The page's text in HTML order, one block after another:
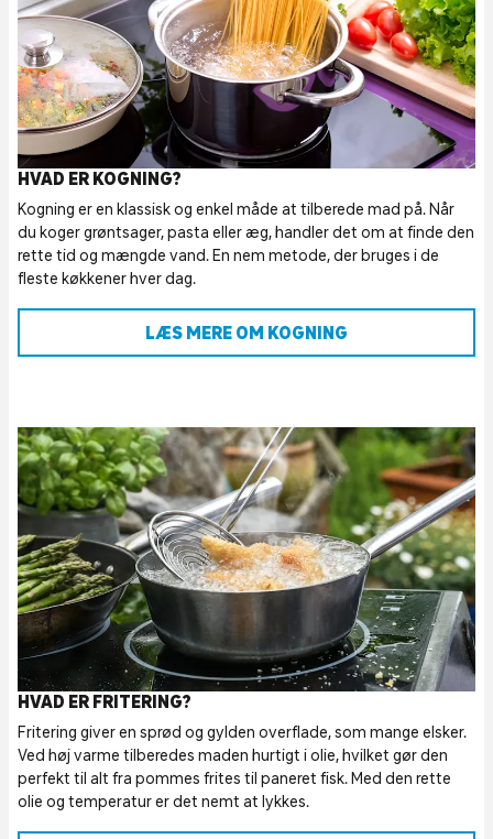
HVAD ER KOGNING?
Kogning er en klassisk og enkel måde at tilberede mad på. Når
du koger grøntsager, pasta eller æg, handler det om at finde den
rette tid og mængde vand. En nem metode, der bruges i de
fleste køkkener hver dag.
LÆS MERE OM KOGNING
HVAD ER FRITERING?
Fritering giver en sprød og gylden overflade, som mange elsker.
Ved høj varme tilberedes maden hurtigt i olie, hvilket gør den
perfekt til alt fra pommes frites til paneret fisk. Med den rette
olie og temperatur er det nemt at lykkes.